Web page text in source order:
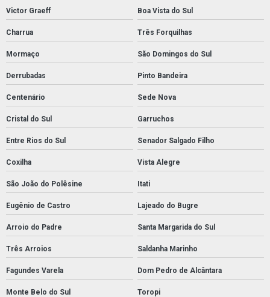
Victor Graeff Boa Vista do Sul
Charrua Três Forquilhas
Mormaço São Domingos do Sul
Derrubadas Pinto Bandeira
Centenário Sede Nova
Cristal do Sul Garruchos
Entre Rios do Sul Senador Salgado Filho
Coxilha Vista Alegre
São João do Polêsine Itati
Eugênio de Castro Lajeado do Bugre
Arroio do Padre Santa Margarida do Sul
Três Arroios Saldanha Marinho
Fagundes Varela Dom Pedro de Alcântara
Monte Belo do Sul Toropi